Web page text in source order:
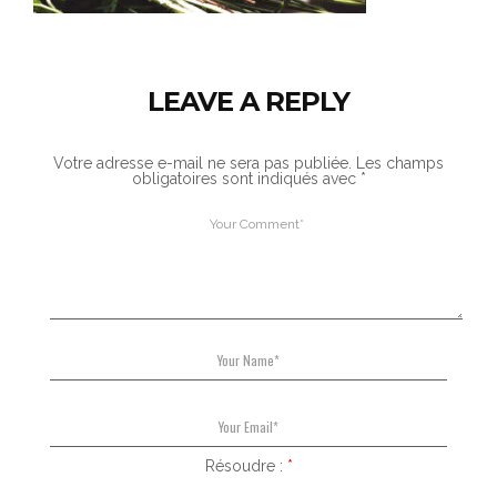
LEAVE A REPLY
Votre adresse e-mail ne sera pas publiée.
Les champs
obligatoires sont indiqués avec *
Résoudre : *